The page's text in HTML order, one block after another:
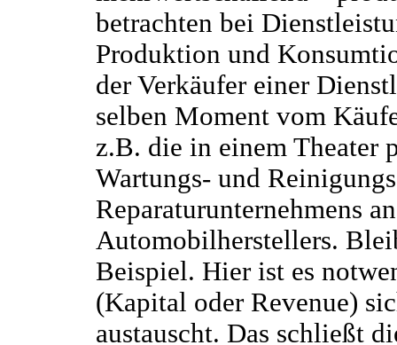
betrachten bei
Produktion und
der Verkäufer einer
selben Moment vom
z.B. die in einem Theater
Wartungs- und
Reparaturunternehmens
Automobilherstellers.
Beispiel. Hier ist es
(Kapital oder Revenue)
austauscht. Das schließt